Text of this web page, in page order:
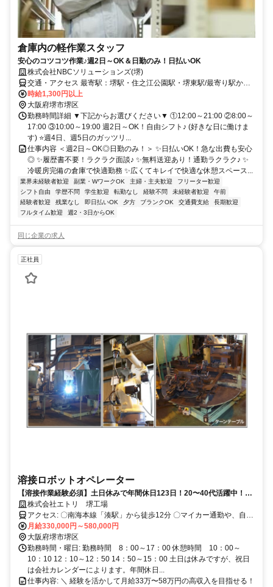
倉庫内の軽作業スタッフ
安心のコツコツ作業♪週2日～OK＆日勤のみ！日払いOK
株式会社NBCソリューションズ(堺)
交通・アクセス 最寄駅：堺駅・住之江公園駅・堺東駅/最寄り駅から
無料送迎あり(応相談)
時給1,300円以上
大阪府堺市堺区
勤務時間詳細 ▼下記からお選びください▼ ①12:00～21:00 ②8:00～
17:00 ③10:00～19:00 週2日～OK！自由シフト♪ (好きな日に働けま
す) ⭐週4日、週5日のガッツリ...
仕事内容 ＜週2日～OK◎日勤のみ！＞ ✨日払いOK！急な出費も安心
◎ ✨履歴書不要！ラクラク面談♪ ✨無料送迎あり！通勤ラクラク♪ ✨
冷暖房完備の倉庫で快適勤務 ✨広くてキレイで快適な休憩スペース...
業界未経験者歓迎 副業・WワークOK 主婦・主夫歓迎
フリーター歓迎
シフト自由
学歴不問 学生歓迎 転勤なし 経験不問 未経験者歓迎
午前
経験者歓迎
残業なし 即日払いOK 夕方 ブランクOK 交通費支給
長期歓迎
フルタイム歓迎
週2・3日からOK
同じ企業の求人
正社員
溶接ロボットオペレーター
【溶接作業経験必須】土日休みで年間休日123日！20〜40代活躍中！賞
与・昇給1回あり
株式会社エトリ 堺工場
アクセス: 〇南海本線「湊駅」から徒歩12分 〇マイカー通勤や、自転
車、バイク通勤も可能です（駐車場や駐輪場の利用は無料です）
月給330,000円～580,000円
大阪府堺市堺区
勤務時間・曜日: 勤務時間 8：00～17：00 休憩時間 10：00～
10：10 12：10～12：50 14：50～15：00 土日は休みですが、祝日
は会社カレンダーによります。年間休日...
仕事内容: ＼ 経験を活かして月給33万〜58万円の高収入を目指せる！